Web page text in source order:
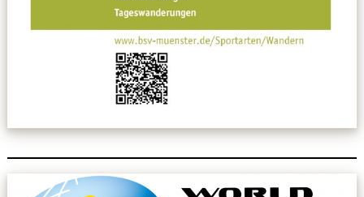
12 Gründe
Leitbild
Service